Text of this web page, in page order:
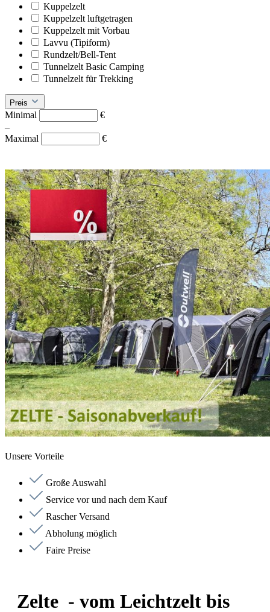
Kuppelzelt
Kuppelzelt luftgetragen
Kuppelzelt mit Vorbau
Lavvu (Tipiform)
Rundzelt/Bell-Tent
Tunnelzelt Basic Camping
Tunnelzelt für Trekking
Preis
Minimal
€
–
Maximal
€
Unsere Vorteile
Große Auswahl
Service vor und nach dem Kauf
Rascher Versand
Abholung möglich
Faire Preise
Zelte - vom Leichtzelt bis